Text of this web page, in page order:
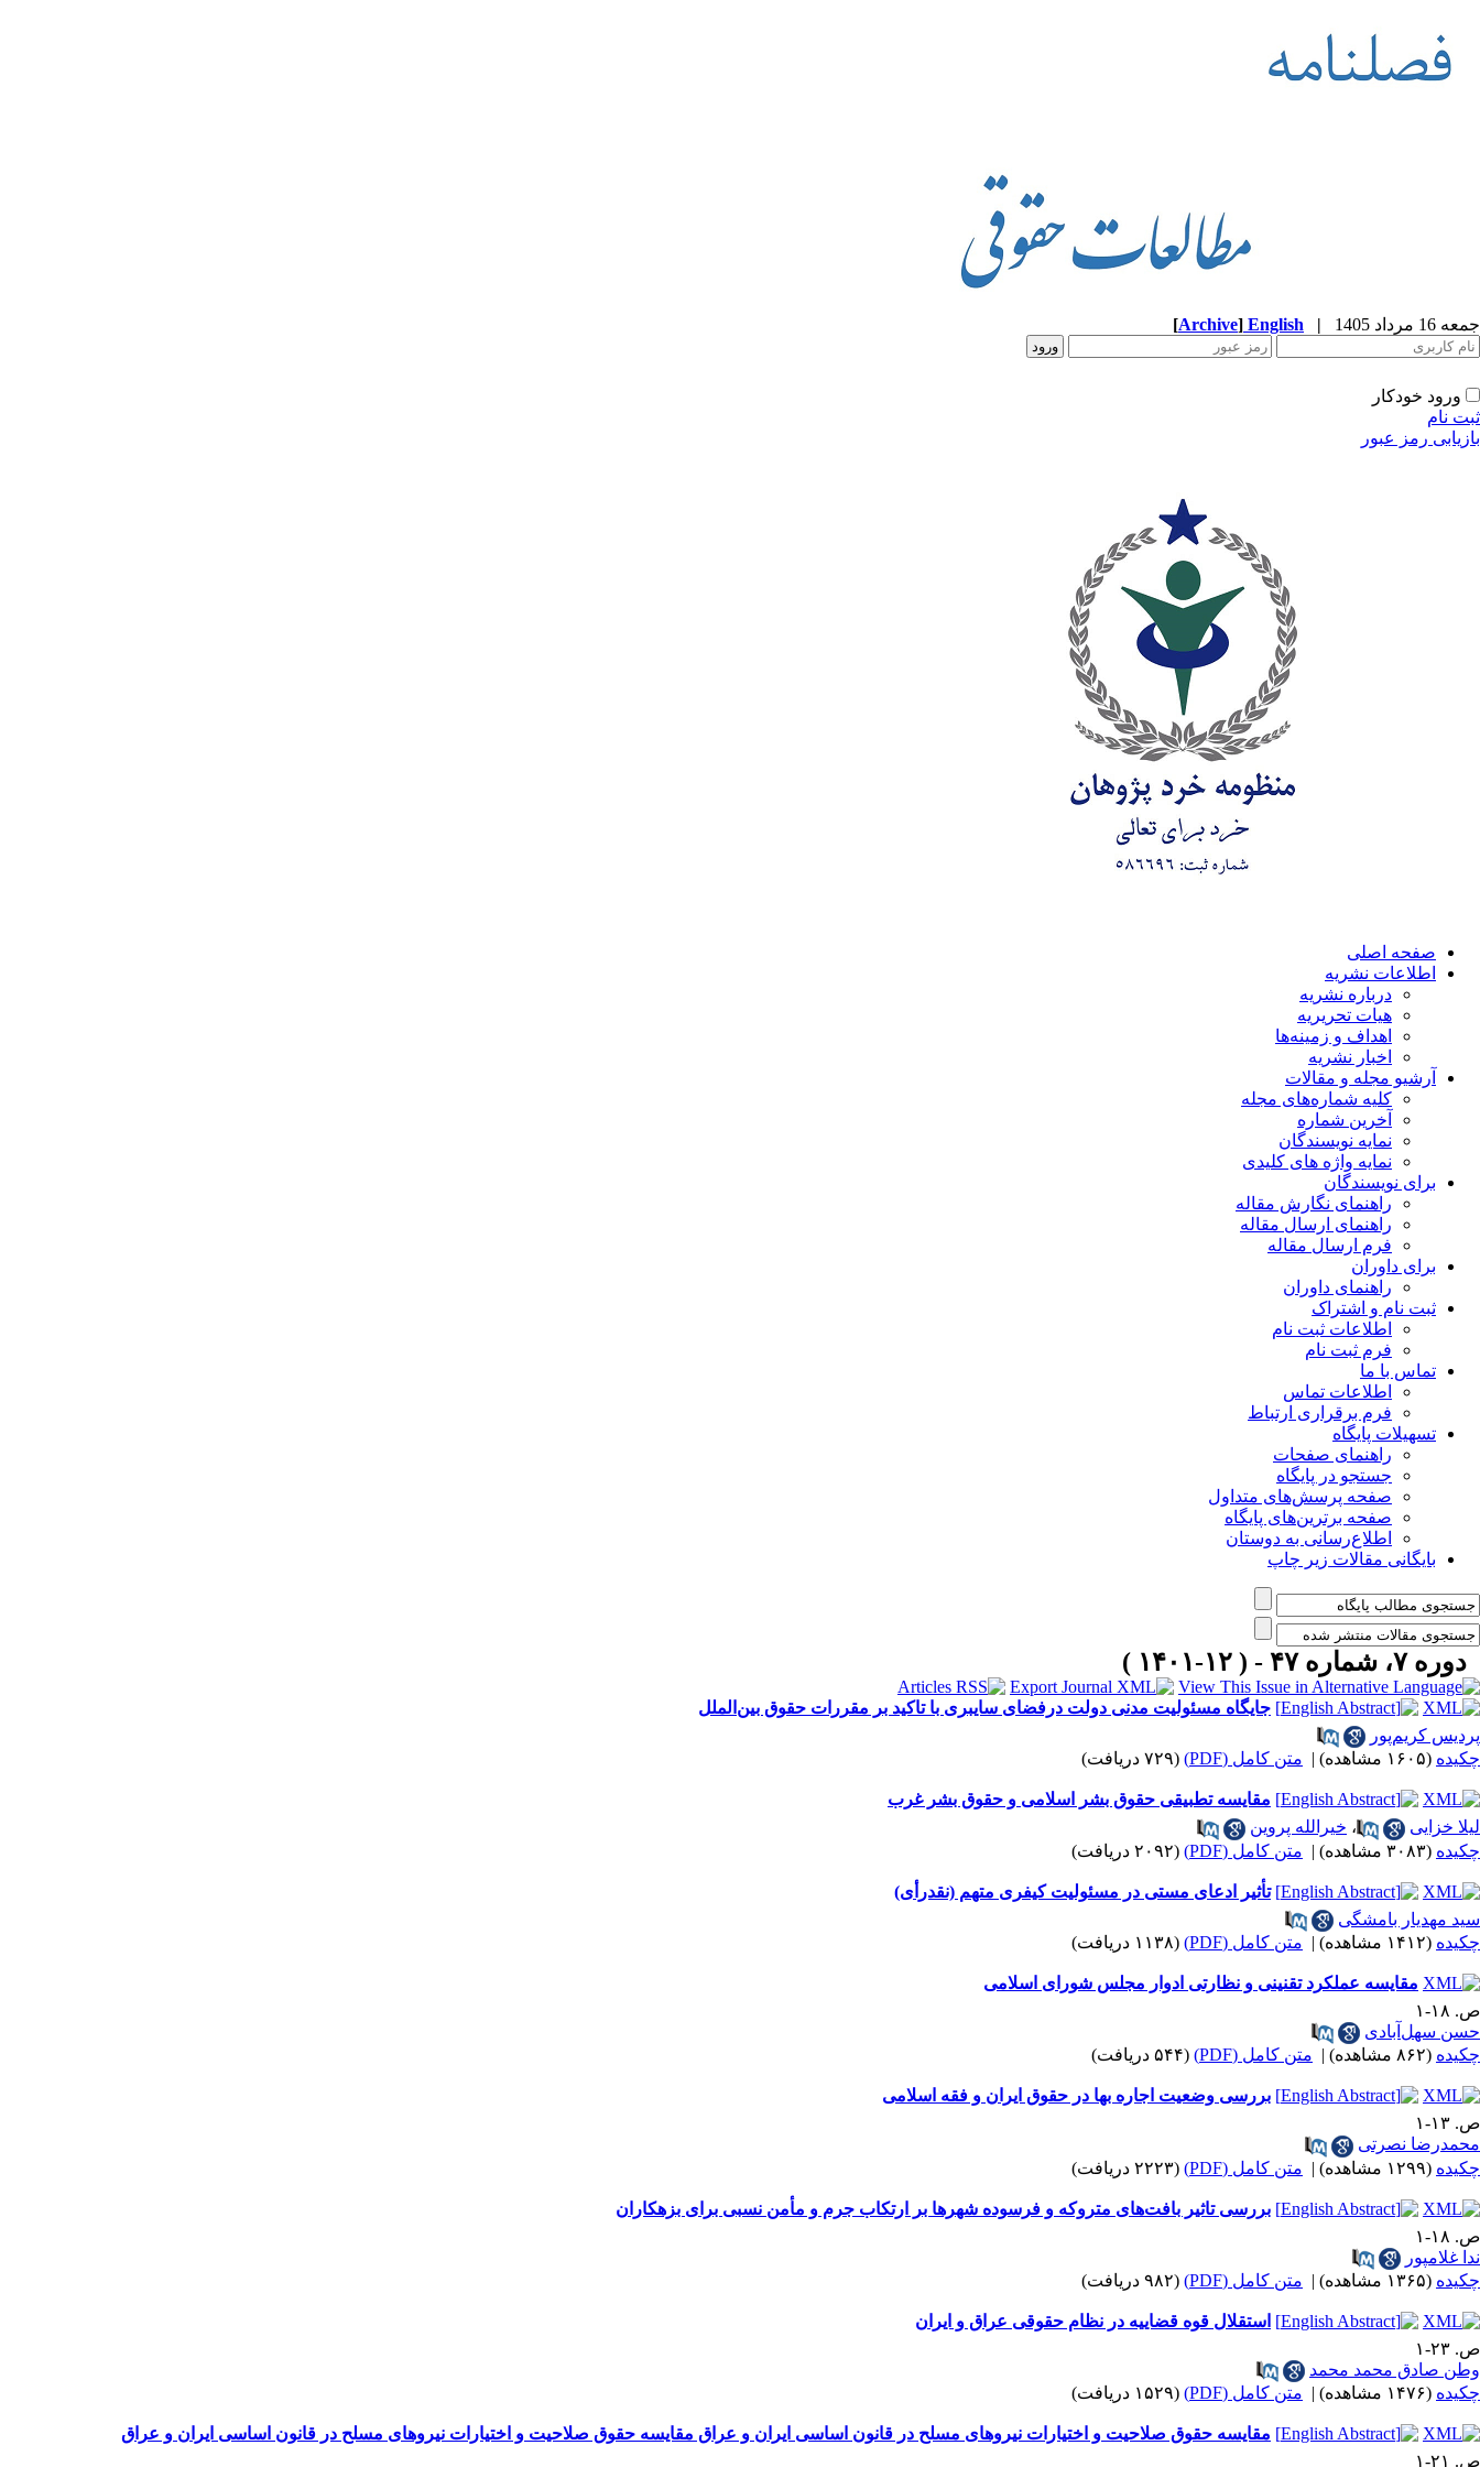
جمعه 16 مرداد 1405 |
English
[Archive]
ورود خودکار
ثبت نام
بازیابی رمز عبور
صفحه اصلی
اطلاعات نشریه
درباره نشریه
هیات تحریریه
اهداف و زمینه‌ها
اخبار نشریه
آرشیو مجله و مقالات
کلیه شماره‌های مجله
آخرین شماره
نمایه نویسندگان
نمایه واژه های کلیدی
برای نویسندگان
راهنمای نگارش مقاله
راهنمای ارسال مقاله
فرم ارسال مقاله
برای داوران
راهنمای داوران
ثبت نام و اشتراک
اطلاعات ثبت نام
فرم ثبت نام
تماس با ما
اطلاعات تماس
فرم برقراری ارتباط
تسهیلات پایگاه
راهنمای صفحات
جستجو در پایگاه
صفحه پرسش‌های متداول
صفحه برترین‌های پایگاه
اطلاع‌رسانی به دوستان
بایگانی مقالات زیر چاپ
دوره ۷، شماره ۴۷ - ( ۱۲-۱۴۰۱ )
جایگاه مسئولیت مدنی دولت درفضای سایبری با تاکید بر مقررات حقوق بین‌الملل
پردیس کریم‌پور
چکیده (۱۶۰۵ مشاهده) | متن کامل (PDF) (۷۲۹ دریافت)
مقایسه تطبیقی حقوق بشر اسلامی و حقوق بشر غرب
لیلا خزایی
، خیرالله پروین
چکیده (۳۰۸۳ مشاهده) | متن کامل (PDF) (۲۰۹۲ دریافت)
تأثیر ادعای مستی در مسئولیت کیفری متهم (نقدرأی)
سید مهدیار بامشگی
چکیده (۱۴۱۲ مشاهده) | متن کامل (PDF) (۱۱۳۸ دریافت)
مقایسه عملکرد تقنینی و نظارتی ادوار مجلس شورای اسلامی
ص. ۱۸-۱
حسن سهل‌آبادی
چکیده (۸۶۲ مشاهده) | متن کامل (PDF) (۵۴۴ دریافت)
بررسی وضعیت اجاره بها در حقوق ایران و فقه اسلامی
ص. ۱۳-۱
محمدرضا نصرتی
چکیده (۱۲۹۹ مشاهده) | متن کامل (PDF) (۲۲۲۳ دریافت)
بررسی تاثیر بافت‌های متروکه و فرسوده شهرها بر ارتکاب جرم و مأمن نسبی برای بزهکاران
ص. ۱۸-۱
ندا غلامپور
چکیده (۱۳۶۵ مشاهده) | متن کامل (PDF) (۹۸۲ دریافت)
استقلال قوه قضاییه در نظام حقوقی عراق و ایران
ص. ۲۳-۱
وطن صادق محمد محمد
چکیده (۱۴۷۶ مشاهده) | متن کامل (PDF) (۱۵۲۹ دریافت)
مقایسه حقوق صلاحیت و اختیارات نیروهای مسلح در قانون اساسی ایران و عراق مقایسه حقوق صلاحیت و اختیارات نیروهای مسلح در قانون اساسی ایران و عراق
ص. ۲۱-۱